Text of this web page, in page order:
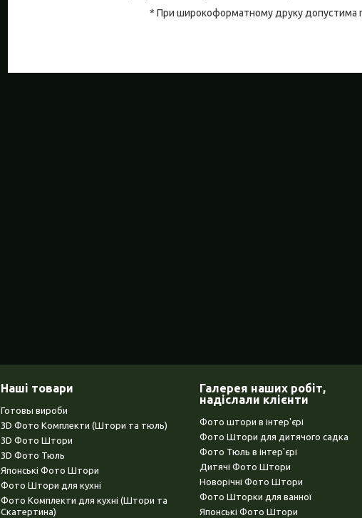
* При широкоформатному друку допустима
Наші товари
Готовы вироби
3D Фото Комплекти (Штори та тюль)
3D Фото Штори
3D Фото Тюль
Японські Фото Штори
Фото Штори для кухні
Фото Комплекти для кухні (Штори та
Скатертина)
Галерея наших робіт,
надіслали клієнти
Фото штори в інтер'єрі
Фото Штори для дитячого садка
Фото Тюль в інтер'єрі
Дитячі Фото Штори
Новорічні Фото Штори
Фото Шторки для ванної
Японські Фото Штори